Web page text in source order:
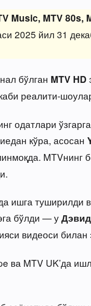
Music, MTV 80s,
2025 йил 31
бўлган MTV HD
реалити-
одатлари
кўра, асосан
MTVнинг
ишга туширилди
бўлди — у
видеоси билан
ва MTV UK’да